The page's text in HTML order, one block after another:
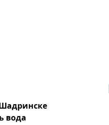
вода